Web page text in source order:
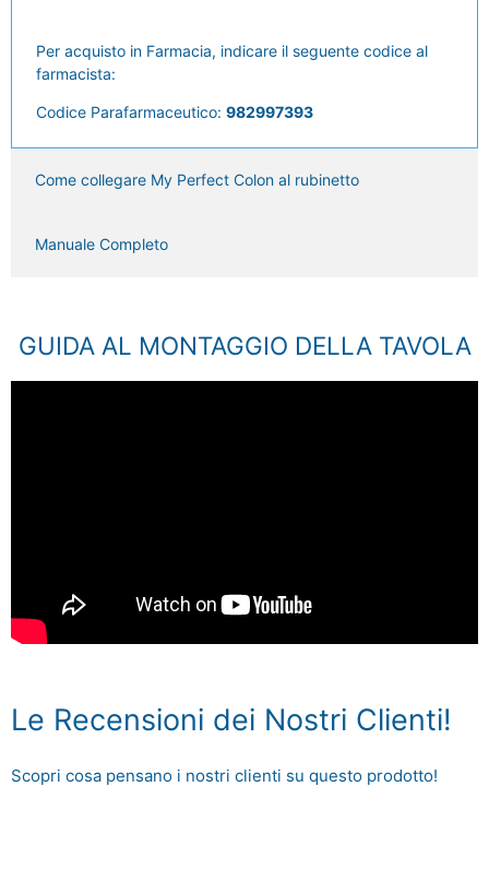
Per acquisto in Farmacia, indicare il seguente codice al
farmacista:
Codice Parafarmaceutico: 982997393
Come collegare My Perfect Colon al rubinetto
Manuale Completo
GUIDA AL MONTAGGIO DELLA TAVOLA
Le Recensioni dei Nostri Clienti!
Scopri cosa pensano i nostri clienti su questo prodotto!